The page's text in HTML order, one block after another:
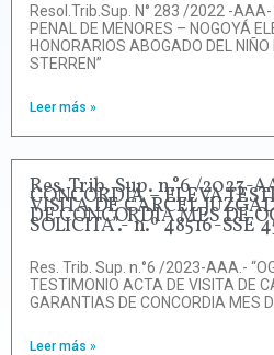
Resol.Trib.Sup. N° 283 /2022 -AAA-
PENAL DE MENORES – NOGOYÁ
HONORARIOS ABOGADO DEL NIÑO
STERREN”
Leer más »
Res. Trib. Sup. n.°6 /2023-
CONCORDIA – ELEVA
VISITA DE CARCEL
DE CONCORDIA MES DE
SOLICITA”.- n.º 48516-SSE
Res. Trib. Sup. n.°6 /2023-AAA.-
TESTIMONIO ACTA DE VISITA DE
GARANTIAS DE CONCORDIA MES
Leer más »